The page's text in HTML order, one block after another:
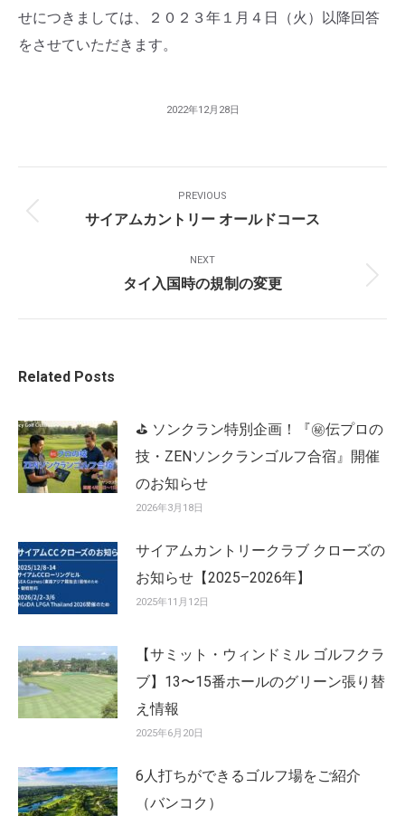
せにつきましては、２０２３年１月４日（火）以降回答
をさせていただきます。
2022年12月28日
Navigation
PREVIOUS
Previous
サイアムカントリー オールドコース
NEXT
Next
タイ入国時の規制の変更
Related Posts
⛳ ソンクラン特別企画！『㊙️伝プロの
技・ZENソンクランゴルフ合宿』開催
のお知らせ
2026年3月18日
サイアムカントリークラブ クローズの
お知らせ【2025–2026年】
2025年11月12日
【サミット・ウィンドミル ゴルフクラ
ブ】13〜15番ホールのグリーン張り替
え情報
2025年6月20日
6人打ちができるゴルフ場をご紹介
（バンコク）